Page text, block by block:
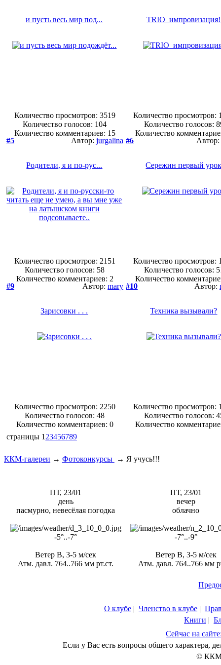
и пусть весь мир под...
Количество просмотров: 3519
Количество голосов: 104
Количество комментариев: 15
TRIO_импровизация!
Количество просмотров:
Количество голосов:
Количество
#5
Автор: jurgalina
Родители, я и по-рус...
Количество просмотров: 2151
Количество голосов: 58
Количество комментариев: 2
#6 Автор:
Сережин первый
Количество просмотров:
Количество голосов:
Количество
#9
Автор: mary
Зарисовки . . .
Количество просмотров: 2250
Количество голосов:48
Количество комментариев: 0
#10 Автор:
Техника вызывали?
Количество просмотров:
Количество голосов:
Количество
страницы 1 23456789
ККМ-галереи → Фотоконкурсы → Я учусь!!!
ПТ, 23/01
день
пасмурно, невесёлая погодка
-5°..-7°
Ветер В, 3-5 м/сек
Атм. давл. 764..766 мм рт.ст.
ПТ, 23/01
вечер
облачно
-7°..-9°
Ветер В, 3-5 м/сек
Атм. давл. 764..766 мм
О клубе | Членство в клубе |
Книги |
Сейчас на
Если у Вас есть вопросы общего характера,
© ККМ